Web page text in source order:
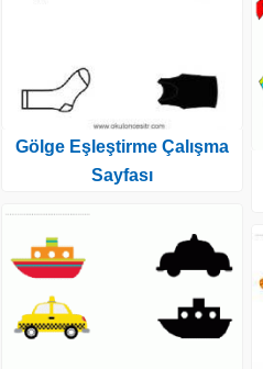
Gölge Eşleştirme Çalışma
Sayfası